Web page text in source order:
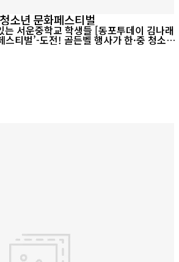
소년 문화페스티벌
교 학생들 [동포투데이 김나래
티벌’-도전! 골든벨 행사가 한·중 청소년
개최됐다. 외교부, 교육부, 서
서 후원한 이번 행사는 (사) GK 희망공동
조선족대모임, 사단법인 한민족문화교류
학교, 서울온드림교육센터 ...